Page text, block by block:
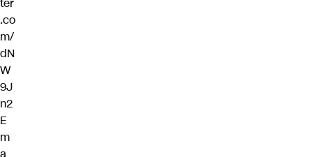
.co
m/
dN
W
9J
n2
E
m
a